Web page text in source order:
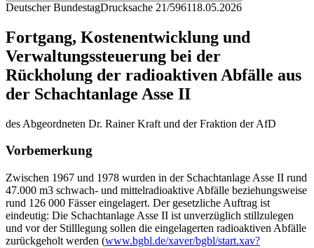
Deutscher BundestagDrucksache 21/596118.05.2026
Fortgang, Kostenentwicklung und
Verwaltungssteuerung bei der
Rückholung der radioaktiven Abfälle aus
der Schachtanlage Asse II
des Abgeordneten Dr. Rainer Kraft und der Fraktion der AfD
Vorbemerkung
Zwischen 1967 und 1978 wurden in der Schachtanlage Asse II rund
47.000 m3 schwach- und mittelradioaktive Abfälle beziehungsweise
rund 126 000 Fässer eingelagert. Der gesetzliche Auftrag ist
eindeutig: Die Schachtanlage Asse II ist unverzüglich stillzulegen
und vor der Stilllegung sollen die eingelagerten radioaktiven Abfälle
zurückgeholt werden (www.bgbl.de/xaver/bgbl/start.xav?